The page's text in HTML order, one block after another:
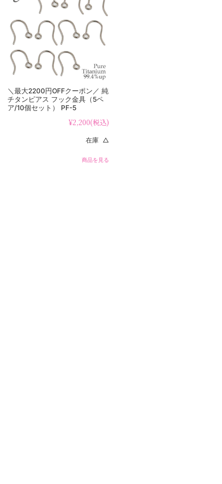
＼最大2200円OFFクーポン／ 純
チタンピアス フック金具（5ペ
ア/10個セット） PF-5
¥2,200(税込)
在庫 △
商品を見る